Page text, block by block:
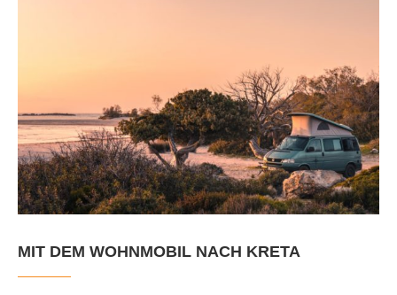
MIT DEM WOHNMOBIL NACH KRETA